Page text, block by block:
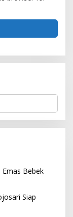
Emas Bebek
Siap